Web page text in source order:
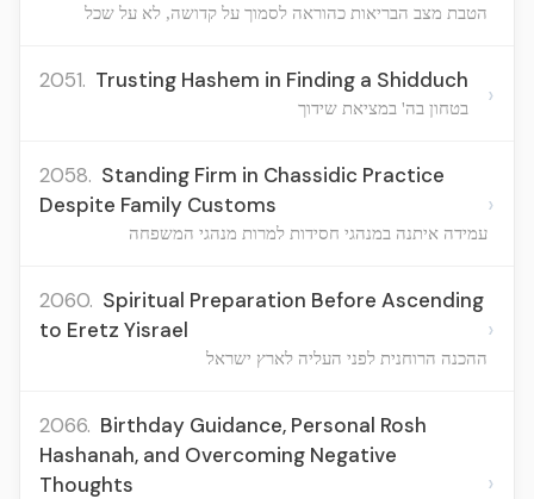
הטבת מצב הבריאות כהוראה לסמוך על קדושה, לא על שכל
2051. Trusting Hashem in Finding a Shidduch
בטחון בה' במציאת שידוך ›
2058. Standing Firm in Chassidic Practice
Despite Family Customs
עמידה איתנה במנהגי חסידות למרות מנהגי המשפחה
›
2060. Spiritual Preparation Before Ascending
to Eretz Yisrael
ההכנה הרוחנית לפני העליה לארץ ישראל
›
2066. Birthday Guidance, Personal Rosh
Hashanah, and Overcoming Negative
Thoughts
›